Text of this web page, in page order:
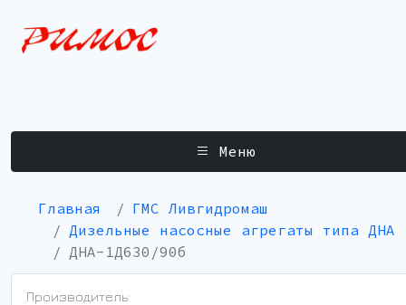
Меню
Главная
ГМС Ливгидромаш
Дизельные насосные агрегаты типа ДНА
ДНА-1Д630/90б
Производитель: